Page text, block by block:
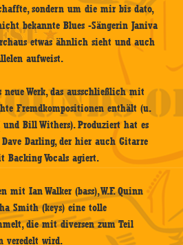
sondern um die mir bis dato,
bekannte Blues -Sängerin Janiva
etwas ähnlich sieht und auch
aufweist.
Werk, das ausschließlich mit
Fremdkompositionen enthält (u.
und Bill Withers). Produziert hat es
Darling, der hier auch Gitarre
Backing Vocals agiert.
mit Ian Walker (bass), W.F. Quinn
Smith (keys) eine tolle
die mit diversen zum Teil
veredelt wird.